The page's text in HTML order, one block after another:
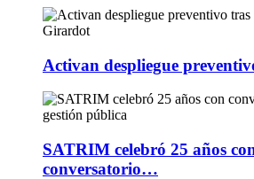
Activan despliegue
SATRIM celebró 25 años
conversatorio…